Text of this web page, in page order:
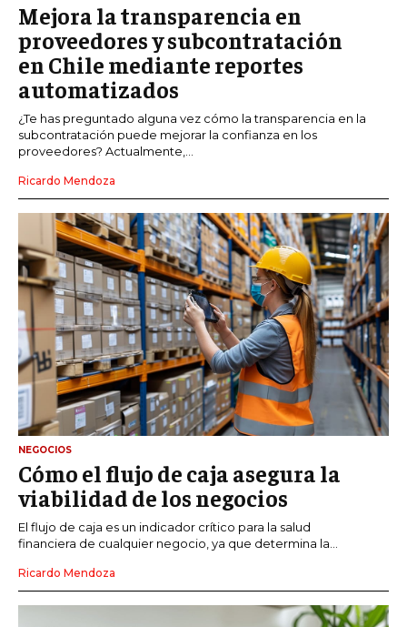
Mejora la transparencia en
proveedores y subcontratación
en Chile mediante reportes
automatizados
¿Te has preguntado alguna vez cómo la transparencia en la
subcontratación puede mejorar la confianza en los
proveedores? Actualmente,...
Ricardo Mendoza
NEGOCIOS
Cómo el flujo de caja asegura la
viabilidad de los negocios
El flujo de caja es un indicador crítico para la salud
financiera de cualquier negocio, ya que determina la...
Ricardo Mendoza